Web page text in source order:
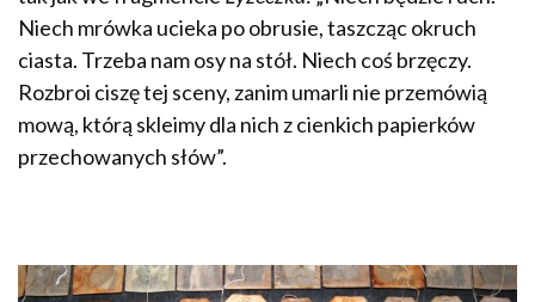
Niech mrówka ucieka po obrusie, taszcząc okruch
ciasta. Trzeba nam osy na stół. Niech coś brzęczy.
Rozbroi ciszę tej sceny, zanim umarli nie przemówią
mową, którą skleimy dla nich z cienkich papierków
przechowanych słów”.